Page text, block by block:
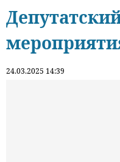
24.03.2025 14:39